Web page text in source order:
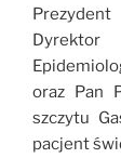
Prezydent
oraz Pan
szczytu
pacjent